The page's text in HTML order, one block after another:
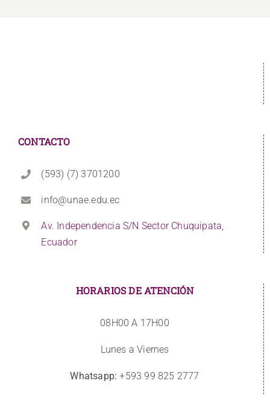
CONTACTO
(593) (7) 3701200
info@unae.edu.ec
Av. Independencia S/N Sector Chuquipata,
Ecuador
HORARIOS DE ATENCIÓN
08H00 A 17H00
Lunes a Viernes
Whatsapp: +593 99 825 2777